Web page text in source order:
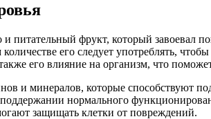
питательный фрукт, который завоевал
количестве его следует употреблять,
его влияние на организм, что
и минералов, которые способствуют
нормального
защищать клетки от повреждений.